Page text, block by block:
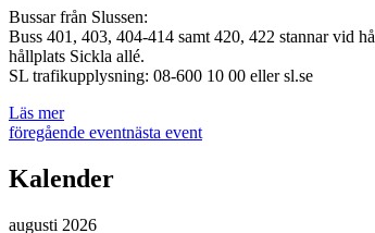
Bussar från Slussen:
Buss 401, 403, 404-414 samt 420, 422 stannar vid
hållplats Sickla allé.
SL trafikupplysning: 08-600 10 00 eller sl.se
Läs mer
föregående eventnästa event
Kalender
augusti 2026